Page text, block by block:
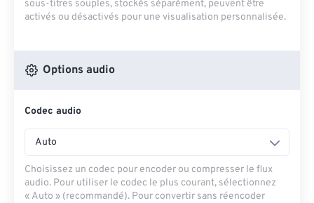
sous-titres souples, stockés séparément, peuvent être
activés ou désactivés pour une visualisation personnalisée.
Options audio
Codec audio
Auto
Choisissez un codec pour encoder ou compresser le flux
audio. Pour utiliser le codec le plus courant, sélectionnez
« Auto » (recommandé). Pour convertir sans réencoder